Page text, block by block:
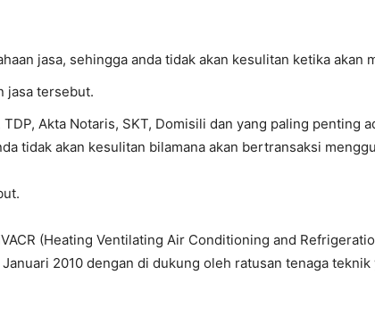
jasa, sehingga anda tidak akan kesulitan ketika akan
jasa tersebut.
Akta Notaris, SKT, Domisili dan yang paling penting
tidak akan kesulitan bilamana akan bertransaksi
(Heating Ventilating Air Conditioning and
2010 dengan di dukung oleh ratusan tenaga teknik